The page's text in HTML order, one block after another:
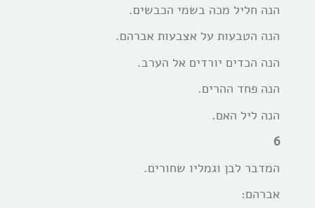
הנה חליל מכה בשמי הכבשים.
הנה הטבעות על אצבעות אברהם.
הנה הכדים יורדים אל הערב.
הנה פחד ההרים.
הנה ליל האם.
6
המדבר לבן וגמליו שחורים.
אברהם: